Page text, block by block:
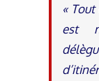
«
est